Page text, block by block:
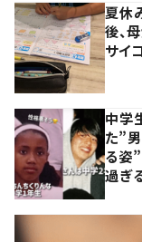
夏休
後、
サイ
中学
た”
る姿
過ぎ